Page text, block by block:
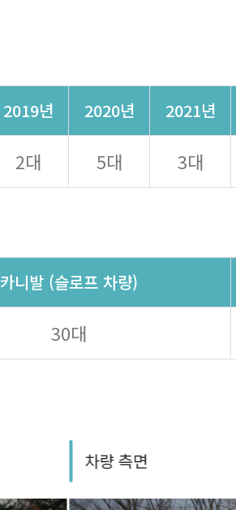
2019년 2020년 2021년
2대 5대 3대
카니발 (슬로프 차량)
30대